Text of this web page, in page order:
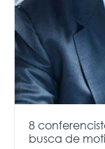
8
busca de